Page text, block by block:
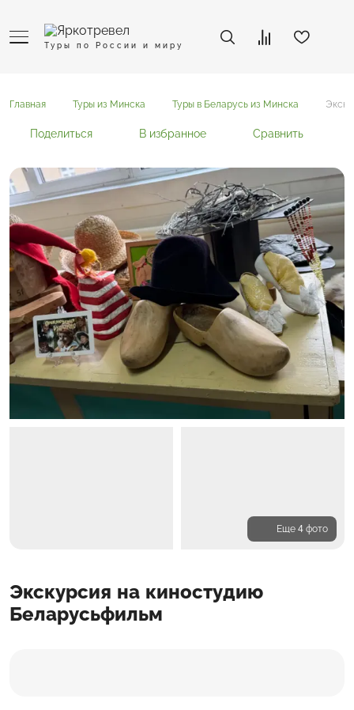
Туры по России и миру
Главная Туры из Минска Туры в Беларусь из Минска
Поделиться В избранное Сравнить
Еще 4 фото
Программа Входит в стоимость Доп. расходы
Экскурсия на киностудию
Беларусьфильм